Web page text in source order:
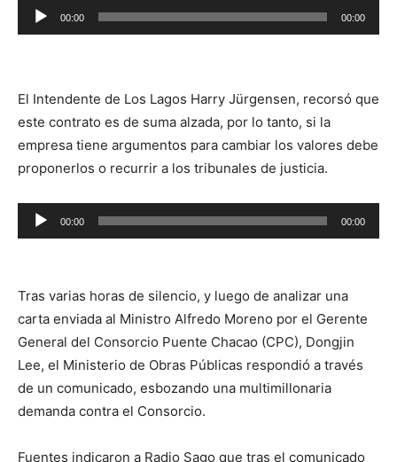
Reproductor
de
00:00 00:00
El Intendente de Los Lagos Harry Jürgensen, recorsó que
este contrato es de suma alzada, por lo tanto, si la
empresa tiene argumentos para cambiar los valores debe
proponerlos o recurrir a los tribunales de justicia.
Reproductor
de
00:00 00:00
Tras varias horas de silencio, y luego de analizar una
carta enviada al Ministro Alfredo Moreno por el Gerente
General del Consorcio Puente Chacao (CPC), Dongjin
Lee, el Ministerio de Obras Públicas respondió a través
de un comunicado, esbozando una multimillonaria
demanda contra el Consorcio.
Fuentes indicaron a Radio Sago que tras el comunicado